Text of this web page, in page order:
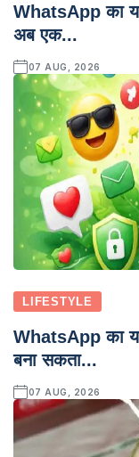
WhatsApp का
अब एक...
07 AUG, 2026
LIFESTYLE
WhatsApp का
बना सकता...
07 AUG, 2026